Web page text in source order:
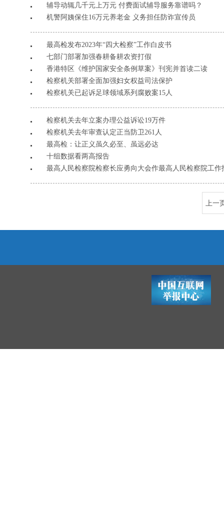
辅导动辄几千元上万元 付费面试辅导服务靠谱吗？
机警阿姨保住16万元养老金 义务担任防诈宣传员
最高检发布2023年“四大检察”工作白皮书
七部门部署加强春耕备耕农资打假
香港特区《维护国家安全条例草案》刊宪并首读二读
检察机关部署全面加强妇女权益司法保护
检察机关已起诉足球领域系列腐败案15人
检察机关去年立案办理公益诉讼19万件
检察机关去年审查认定正当防卫261人
最高检：让正义虽久必至、虽远必达
十组数据看两高报告
最高人民检察院检察长应勇向大会作最高人民检察院工作
上一